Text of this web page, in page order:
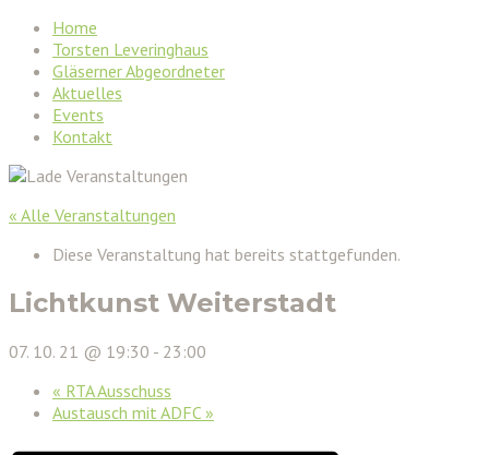
Home
Torsten Leveringhaus
Gläserner Abgeordneter
Aktuelles
Events
Kontakt
« Alle Veranstaltungen
Diese Veranstaltung hat bereits stattgefunden.
Lichtkunst Weiterstadt
07. 10. 21 @ 19:30 - 23:00
« RTA Ausschuss
Austausch mit ADFC »